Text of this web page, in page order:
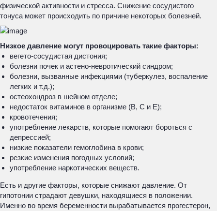
физической активности и стресса. Снижение сосудистого
тонуса может происходить по причине некоторых болезней.
Низкое давление могут провоцировать такие факторы:
вегето-сосудистая дистония;
болезни почек и астено-невротический синдром;
болезни, вызванные инфекциями (туберкулез, воспаление
легких и т.д.);
остеохондроз в шейном отделе;
недостаток витаминов в организме (В, С и Е);
кровотечения;
употребление лекарств, которые помогают бороться с
депрессией;
низкие показатели гемоглобина в крови;
резкие изменения погодных условий;
употребление наркотических веществ.
Есть и другие факторы, которые снижают давление. От
гипотонии страдают девушки, находящиеся в положении.
Именно во время беременности вырабатывается прогестерон,